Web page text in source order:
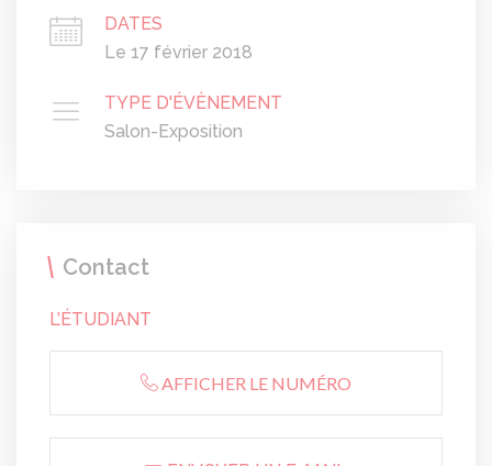
DATES
Le 17 février 2018
TYPE D'ÉVÈNEMENT
Salon-Exposition
Contact
L’ÉTUDIANT
AFFICHER LE NUMÉRO